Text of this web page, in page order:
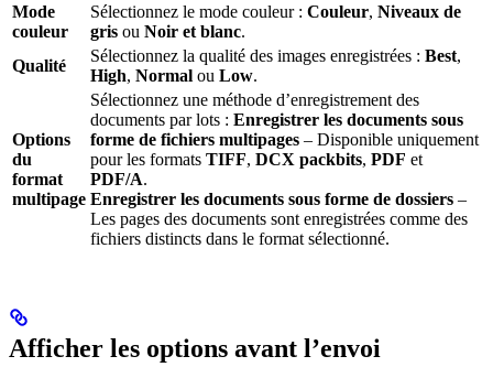
Mode
couleur
Sélectionnez le mode couleur : Couleur, Niveaux de
gris ou Noir et blanc.
Qualité
Sélectionnez la qualité des images enregistrées : Best,
High, Normal ou Low.
Options
du
format
multipage
Sélectionnez une méthode d’enregistrement des
documents par lots : Enregistrer les documents sous
forme de fichiers multipages – Disponible uniquement
pour les formats TIFF, DCX packbits, PDF et
PDF/A.
Enregistrer les documents sous forme de dossiers –
Les pages des documents sont enregistrées comme des
fichiers distincts dans le format sélectionné.
Afficher les options avant l’envoi